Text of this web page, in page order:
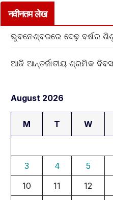
नवीनतम लेख
ଭୁବନେଶ୍ବରରେ ଦେଢ଼ ବର୍ଷର
ଆଜି ଆନ୍ତର୍ଜାତୀୟ ଶ୍ରମିକ ଦିବସ
August 2026
M T W
3
4 5
10
11 12